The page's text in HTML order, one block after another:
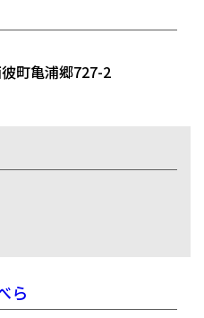
町亀浦郷727-2
ら